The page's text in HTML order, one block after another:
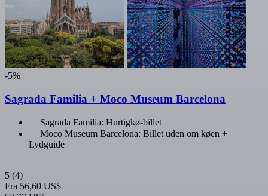
-5%
Sagrada Familia + Moco Museum Barcelona
Sagrada Familia: Hurtigkø-billet
Moco Museum Barcelona: Billet uden om køen +
Lydguide
5 (4)
Fra 56,60 US$